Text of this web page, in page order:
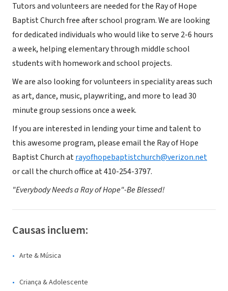
Tutors and volunteers are needed for the Ray of Hope
Baptist Church free after school program. We are looking
for dedicated individuals who would like to serve 2-6 hours
a week, helping elementary through middle school
students with homework and school projects.
We are also looking for volunteers in speciality areas such
as art, dance, music, playwriting, and more to lead 30
minute group sessions once a week.
If you are interested in lending your time and talent to
this awesome program, please email the Ray of Hope
Baptist Church atrayofhopebaptistchurch@verizon.net
or call the church office at 410-254-3797.
"Everybody Needs a Ray of Hope"-Be Blessed!
Causas incluem:
Arte & Música
Criança & Adolescente